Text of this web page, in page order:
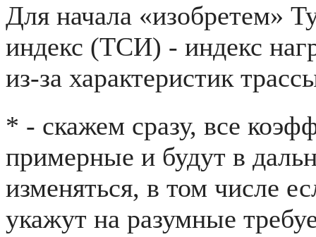
Для начала «изобретем»
индекс (ТСИ) - индекс
из-за характеристик
* - скажем сразу, все
примерные и будут в
изменяться, в том числе
укажут на разумные